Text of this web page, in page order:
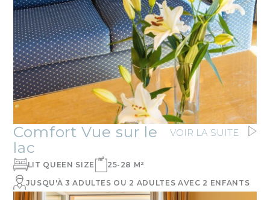
Comfort Vue sur le
lac
VOIR LA SUITE
LIT QUEEN SIZE
25-28 M²
JUSQU'À 3 ADULTES OU 2 ADULTES AVEC 2 ENFANTS